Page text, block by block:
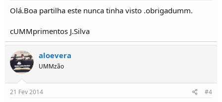
Olá.Boa partilha este nunca tinha visto .obrigadumm.
cUMMprimentos J.Silva
aloevera
UMMzão
21 Fev 2014 #4